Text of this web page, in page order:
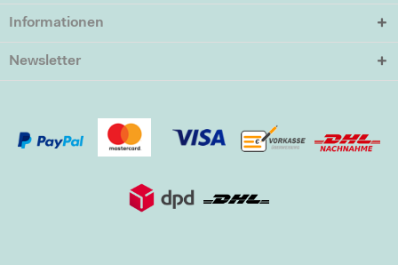
Informationen
Newsletter